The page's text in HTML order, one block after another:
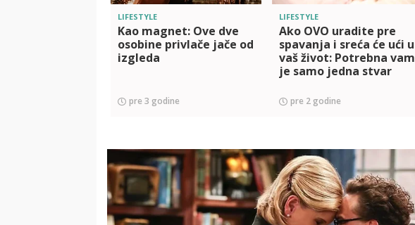
LIFESTYLE
Kao magnet: Ove dve
osobine privlače jače od
izgleda
pre 3 godine
LIFESTYLE
Ako OVO uradite pre
spavanja i sreća će ući u
vaš život: Potrebna vam
je samo jedna stvar
pre 2 godine